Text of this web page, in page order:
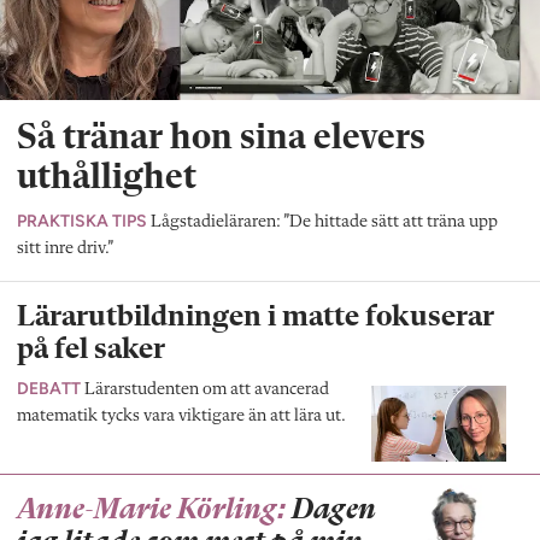
Så tränar hon sina elevers
uthållighet
PRAKTISKA TIPS Lågstadieläraren: ”De hittade sätt att träna upp
sitt inre driv.”
Lärarutbildningen i matte fokuserar
på fel saker
DEBATT Lärarstudenten om att avancerad
matematik tycks vara viktigare än att lära ut.
Anne-Marie Körling:Dagen